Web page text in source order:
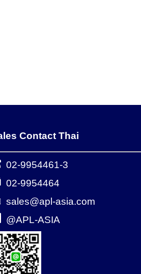
Contact Thai
02-9954461-3
02-9954464
sales@apl-asia.com
@APL-ASIA